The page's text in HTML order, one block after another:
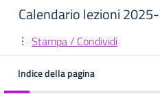
Calendario lezioni
Stampa / Condividi
Indice della pagina